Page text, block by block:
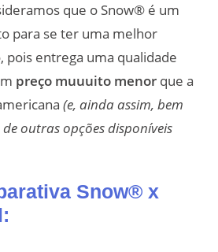
que o Snow® é um
para se ter uma melhor
pois entrega uma qualidade
preço muuuito menor que a
(e, ainda assim, bem
outras opções disponíveis
Snow® x